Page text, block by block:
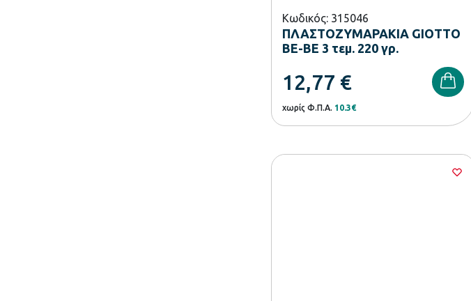
Κωδικός: 315046
ΠΛΑΣΤΟΖΥΜΑΡΑΚΙΑ GIOTTO
BE-BE 3 τεμ. 220 γρ.
12,77 €
χωρίς Φ.Π.Α. 10.3€